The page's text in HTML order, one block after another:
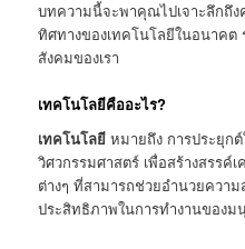
บทความนี้จะพาคุณไปเจาะลึกถึ
ทิศทางของเทคโนโลยีในอนาคต
สังคมของเรา
เทคโนโลยีคืออะไร?
เทคโนโลยี หมายถึง การประยุก
วิศวกรรมศาสตร์ เพื่อสร้างสรร
ต่างๆ ที่สามารถช่วยอำนวยควา
ประสิทธิภาพในการทำงานของม